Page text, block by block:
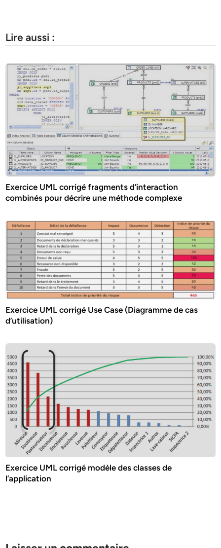
Lire aussi :
Exercice UML corrigé fragments d’interaction
combinés pour décrire une méthode complexe
Exercice UML corrigé Use Case (Diagramme de cas
d’utilisation)
Exercice UML corrigé modèle des classes de
l’application